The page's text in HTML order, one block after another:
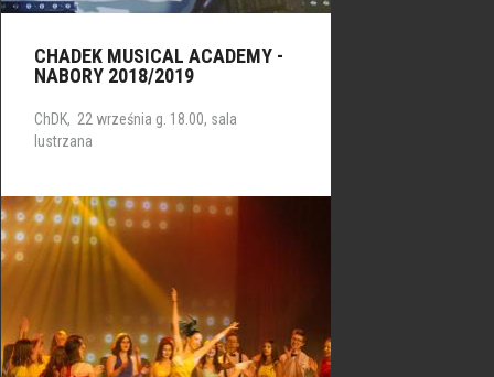
CHADEK MUSICAL ACADEMY -
NABORY 2018/2019
ChDK, 22 września g. 18.00, sala
lustrzana